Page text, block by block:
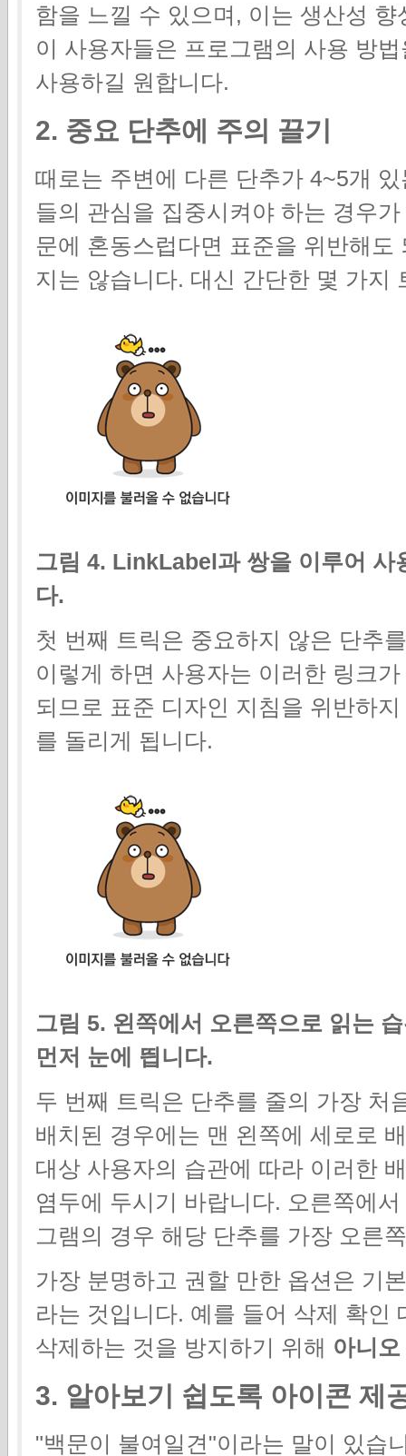
함을 느낄 수 있으며, 이는 생산성
이 사용자들은 프로그램의 사용 방
사용하길 원합니다.
2. 중요 단추에 주의 끌기
때로는 주변에 다른 단추가 4~5개
들의 관심을 집중시켜야 하는 경우
문에 혼동스럽다면 표준을 위반해
지는 않습니다. 대신 간단한 몇 가지
그림 4. LinkLabel과 쌍을 이루어 사
다.
첫 번째 트릭은 중요하지 않은 단추
이렇게 하면 사용자는 이러한 링크
되므로 표준 디자인 지침을 위반하
를 돌리게 됩니다.
그림 5. 왼쪽에서 오른쪽으로 읽는
먼저 눈에 띕니다.
두 번째 트릭은 단추를 줄의 가장 처
배치된 경우에는 맨 왼쪽에 세로로
대상 사용자의 습관에 따라 이러한
염두에 두시기 바랍니다. 오른쪽에
그램의 경우 해당 단추를 가장 오른
가장 분명하고 권할 만한 옵션은 기
라는 것입니다. 예를 들어 삭제 확인
삭제하는 것을 방지하기 위해 아니오
3. 알아보기 쉽도록 아이콘 제
"백문이 불여일견"이라는 말이 있습